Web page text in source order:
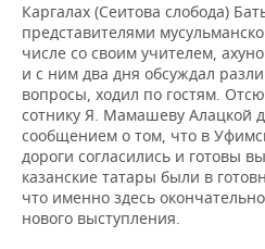
Каргалах (Сеитова слобода)
представителями
числе со своим учителем,
и с ним два дня обсуждал
вопросы, ходил по гостям.
сотнику Я. Мамашеву Алацкой
сообщением о том, что в
дороги согласились и готовы
казанские татары были в
что именно здесь
нового выступления.